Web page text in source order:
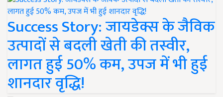
Success Story: जायडेक्स के जैविक
उत्पादों से बदली खेती की तस्वीर,
लागत हुई 50% कम, उपज में भी हुई
शानदार वृद्धि!